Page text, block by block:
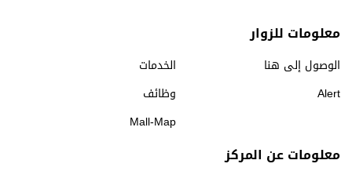
معلومات للزوار
الخدمات
الوصول إلى هنا
وظائف
Alert
Mall-Map
معلومات عن المركز